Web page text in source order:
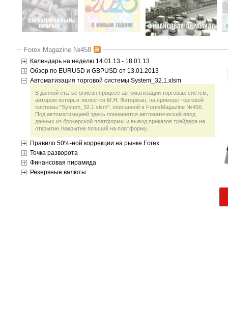
Forex Magazine №458
Календарь на неделю 14.01.13 - 18.01.13
Обзор по EURUSD и GBPUSD от 13.01.2013
Автоматизация торговой системы System_32.1.xlsm
В данной статье описан процесс автоматизации торговых систем,
автором которых является М.Я. Фитерман, на примере торговой
системы "System_32.1.xlsm", описанной в ForexMagazine №456.
Под автоматизацией здесь понимается автоматический ввод
данных из брокерской платформы и вывод приказов трейдера на
открытие /закрытие позиций на платформу.
Правило 50%-ной коррекции на рынке Forex
Точка разворота
Финансовая пирамида
Резервные валюты